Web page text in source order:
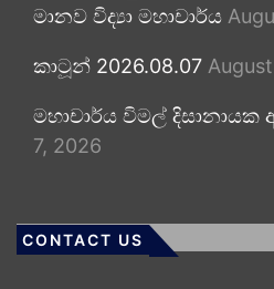
මානව විද්‍යා මහාචාර්ය
කාටූන් 2026.08.07
මහාචාර්ය විමල් දිසානායක
7, 2026
CONTACT US